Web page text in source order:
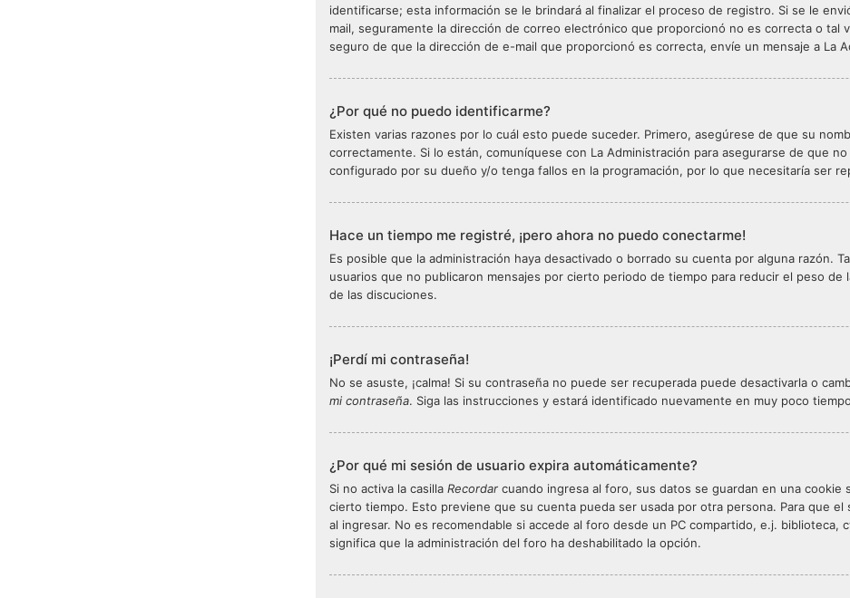
identificarse; esta información se le brindará al finalizar el proceso de registro. Si se le
mail, seguramente la dirección de correo electrónico que proporcionó no es correcta o tal
seguro de que la dirección de e-mail que proporcionó es correcta, envíe un mensaje a La
¿Por qué no puedo identificarme?
Existen varias razones por lo cuál esto puede suceder. Primero, asegúrese de que su
correctamente. Si lo están, comuníquese con La Administración para asegurarse de que
configurado por su dueño y/o tenga fallos en la programación, por lo que necesitaría ser
Hace un tiempo me registré, ¡pero ahora no puedo conectarme!
Es posible que la administración haya desactivado o borrado su cuenta por alguna razón.
usuarios que no publicaron mensajes por cierto periodo de tiempo para reducir el peso
de las discuciones.
¡Perdí mi contraseña!
No se asuste, ¡calma! Si su contraseña no puede ser recuperada puede desactivarla o
mi contraseña. Siga las instrucciones y estará identificado nuevamente en muy poco
¿Por qué mi sesión de usuario expira automáticamente?
Si no activa la casillaRecordar cuando ingresa al foro, sus datos se guardan en una cookie
cierto tiempo. Esto previene que su cuenta pueda ser usada por otra persona. Para que
al ingresar. No es recomendable si accede al foro desde un PC compartido, e.j. biblioteca,
significa que la administración del foro ha deshabilitado la opción.